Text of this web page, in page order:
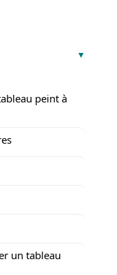
peint à
un tableau